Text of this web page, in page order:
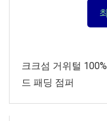
크크섬 거위털
드 패딩 점퍼